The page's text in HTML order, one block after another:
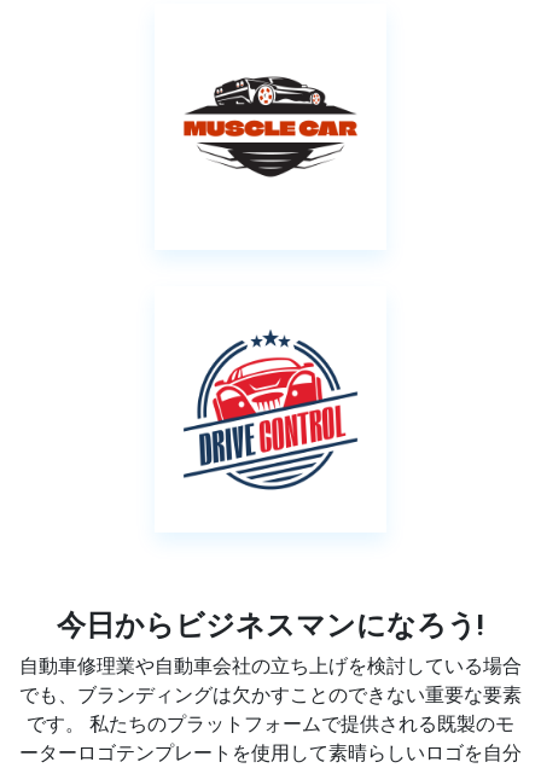
今日からビジネスマンになろう!
自動車修理業や自動車会社の立ち上げを検討している場合
でも、ブランディングは欠かすことのできない重要な要素
です。 私たちのプラットフォームで提供される既製のモ
ーターロゴテンプレートを使用して素晴らしいロゴを自分